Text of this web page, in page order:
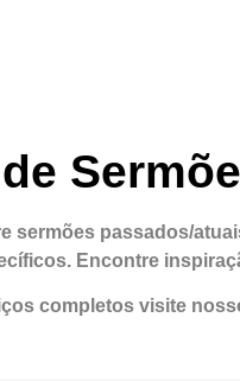
sermões passados/
Encontre
completos visite